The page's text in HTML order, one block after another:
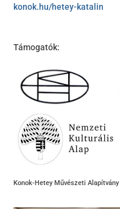
konok.hu/hetey-katalin
Támogatók:
Konok-Hetey Művészeti Alapítvány